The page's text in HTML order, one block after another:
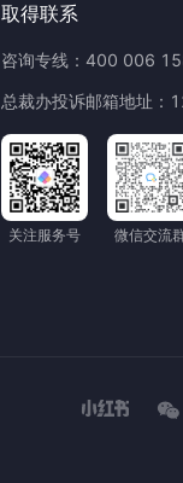
取得联系
咨询专线： 400 006
总裁办投诉邮箱地址：
关注服务号 微信交流